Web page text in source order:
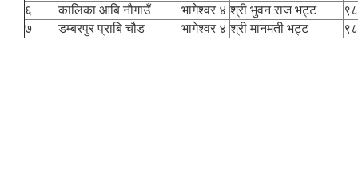
६
कालिका आबि नौगाउँ भागेश्वर ४ श्री भुवन राज भट्ट
७
डम्बरपुर प्राबि चौड भागेश्वर ४ श्री मानमती भट्ट